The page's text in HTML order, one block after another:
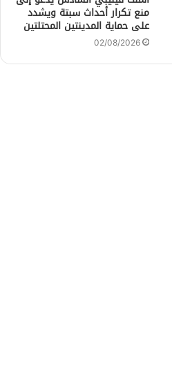
منع تكرار أحداث سبتة ويشدد
على حماية المدينتين المحتلتين
02/08/2026